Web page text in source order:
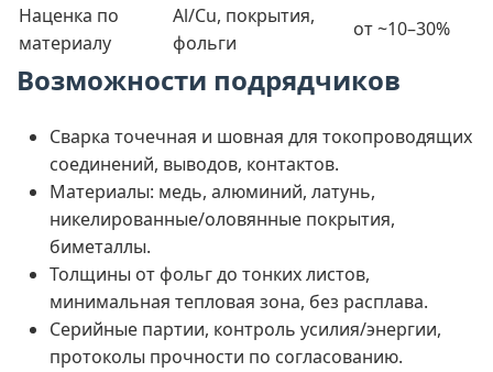
Наценка по
материалу
Al/Cu, покрытия,
фольги
от ~10–30%
Возможности подрядчиков
Сварка точечная и шовная для токопроводящих
соединений, выводов, контактов.
Материалы: медь, алюминий, латунь,
никелированные/оловянные покрытия,
биметаллы.
Толщины от фольг до тонких листов,
минимальная тепловая зона, без расплава.
Серийные партии, контроль усилия/энергии,
протоколы прочности по согласованию.